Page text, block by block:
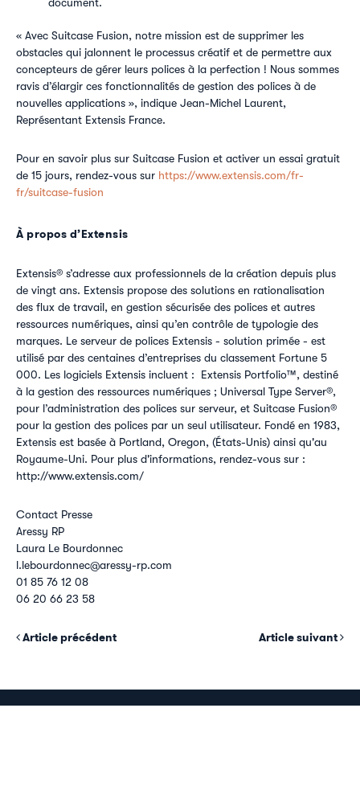
« Avec Suitcase Fusion, notre mission est de supprimer les
obstacles qui jalonnent le processus créatif et de permettre aux
concepteurs de gérer leurs polices à la perfection ! Nous sommes
ravis d’élargir ces fonctionnalités de gestion des polices à de
nouvelles applications », indique Jean-Michel Laurent,
Représentant Extensis France.
Pour en savoir plus sur Suitcase Fusion et activer un essai gratuit
de 15 jours, rendez-vous sur https://www.extensis.com/fr-
fr/suitcase-fusion
À propos d’Extensis
Extensis® s’adresse aux professionnels de la création depuis plus
de vingt ans. Extensis propose des solutions en rationalisation
des flux de travail, en gestion sécurisée des polices et autres
ressources numériques, ainsi qu’en contrôle de typologie des
marques. Le serveur de polices Extensis - solution primée - est
utilisé par des centaines d’entreprises du classement Fortune 5
000. Les logiciels Extensis incluent : Extensis Portfolio™, destiné
à la gestion des ressources numériques ; Universal Type Server®,
pour l’administration des polices sur serveur, et Suitcase Fusion®
pour la gestion des polices par un seul utilisateur. Fondé en 1983,
Extensis est basée à Portland, Oregon, (États-Unis) ainsi qu'au
Royaume-Uni. Pour plus d'informations, rendez-vous sur :
http://www.extensis.com/
Contact Presse
Aressy RP
Laura Le Bourdonnec
l.lebourdonnec@aressy-rp.com
01 85 76 12 08
06 20 66 23 58
Article précédent Article suivant